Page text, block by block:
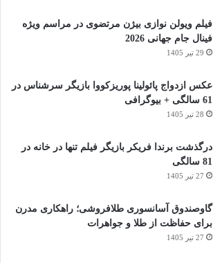
فیلم ویولن نوازی بیژن مرتضوی در مراسم ویژه
فینال جام جهانی 2026
29 تیر 1405
عکس ازدواج پائولینا پوریزکووا بازیگر سرشناس در
61 سالگی + بیوگرافی
28 تیر 1405
درگذشت برندا فریکر بازیگر فیلم تنها در خانه در
81 سالگی
27 تیر 1405
گاوصندوق آسانسوری طلافروشی؛ راهکاری مدرن
برای حفاظت از طلا و جواهرات
27 تیر 1405